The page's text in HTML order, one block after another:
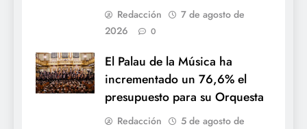
Redacción
7 de agosto de
2026
0
El Palau de la Música ha
incrementado un 76,6% el
presupuesto para su Orquesta
Redacción
5 de agosto de